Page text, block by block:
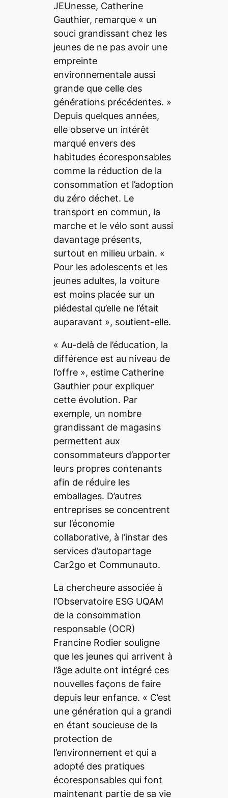
JEUnesse, Catherine
Gauthier, remarque « un
souci grandissant chez les
jeunes de ne pas avoir une
empreinte
environnementale aussi
grande que celle des
générations précédentes. »
Depuis quelques années,
elle observe un intérêt
marqué envers des
habitudes écoresponsables
comme la réduction de la
consommation et l’adoption
du zéro déchet. Le
transport en commun, la
marche et le vélo sont aussi
davantage présents,
surtout en milieu urbain. «
Pour les adolescents et les
jeunes adultes, la voiture
est moins placée sur un
piédestal qu’elle ne l’était
auparavant », soutient-elle.
« Au-delà de l’éducation, la
différence est au niveau de
l’offre », estime Catherine
Gauthier pour expliquer
cette évolution. Par
exemple, un nombre
grandissant de magasins
permettent aux
consommateurs d’apporter
leurs propres contenants
afin de réduire les
emballages. D’autres
entreprises se concentrent
sur l’économie
collaborative, à l’instar des
services d’autopartage
Car2go et Communauto.
La chercheure associée à
l’Observatoire ESG UQAM
de la consommation
responsable (OCR)
Francine Rodier souligne
que les jeunes qui arrivent à
l’âge adulte ont intégré ces
nouvelles façons de faire
depuis leur enfance. « C’est
une génération qui a grandi
en étant soucieuse de la
protection de
l’environnement et qui a
adopté des pratiques
écoresponsables qui font
maintenant partie de sa vie